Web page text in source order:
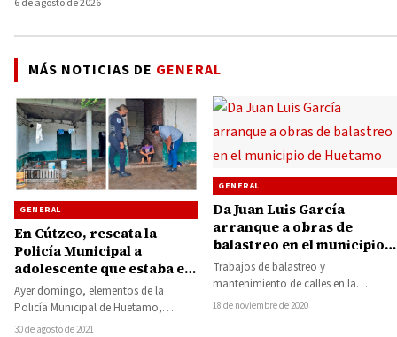
MÁS NOTICIAS DE GENERAL
GENERAL
En Cútzeo, rescata la
Policía Municipal a
adolescente que estaba en
estado de abandono y
señas de violencia física y
sicológica
Ayer domingo, elementos de la
Policía Municipal de Huetamo,
rescataron a una adolescente que
30 de agosto de 2021
GENERAL
Da Juan Luis García
arranque a obras de
balastreo en el municipio
de Huetamo
Trabajos de balastreo y
mantenimiento de calles en la
cabecera municipal de Huetamo y de
18 de noviembre de 2020